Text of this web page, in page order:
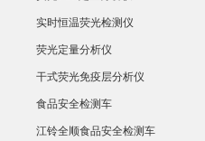
实时恒温荧光检测仪
荧光定量分析仪
干式荧光免疫层分析仪
食品安全检测车
江铃全顺食品安全检测车